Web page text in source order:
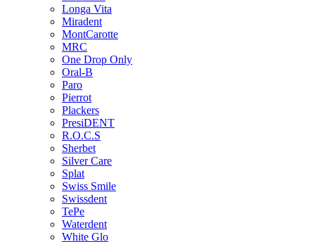
Longa Vita
Miradent
MontCarotte
MRC
One Drop Only
Oral-B
Paro
Pierrot
Plackers
PresiDENT
R.O.C.S
Sherbet
Silver Care
Splat
Swiss Smile
Swissdent
TePe
Waterdent
White Glo